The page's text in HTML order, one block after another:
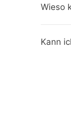
Wieso
Kann